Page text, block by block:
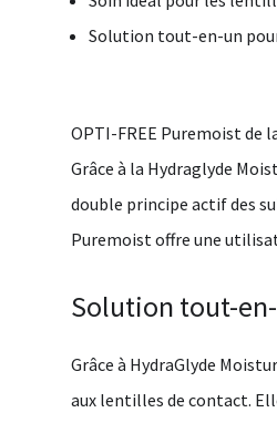
Solution tout-en-un
OPTI-FREE Puremoistde
Grâce à la Hydraglyde
double principe actif des
Puremoist offre une
Solution tout-
Grâce à HydraGlyde
aux lentilles de contact.